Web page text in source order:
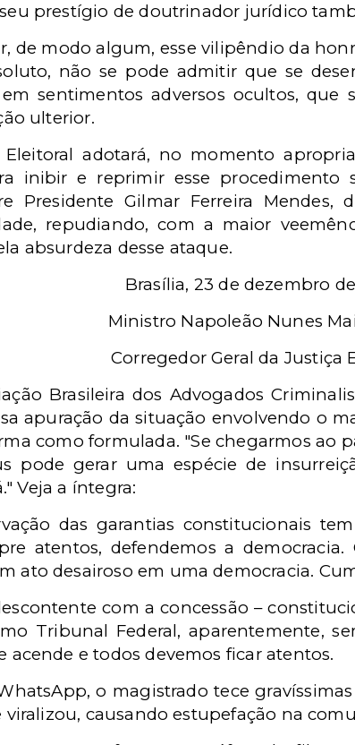
prestígio de doutrinador jurídico
de modo algum, esse vilipêndio da
não se pode admitir que se
sentimentos adversos ocultos, que
ulterior.
Eleitoral adotará, no momento
inibir e reprimir esse procedimento
Presidente Gilmar Ferreira
repudiando, com a maior
absurdeza desse ataque.
Brasília, 23 de dezembro de
Ministro Napoleão Nunes
Corregedor Geral da Justiça
Brasileira dos Advogados
apuração da situação envolvendo o
como formulada. "Se chegarmos ao
pode gerar uma espécie de
Veja a íntegra:
das garantias constitucionais
atentos, defendemos a
ato desairoso em uma democracia.
com a concessão –
Tribunal Federal, aparentemente,
acende e todos devemos ficar atentos.
o magistrado tece
causando estupefação na